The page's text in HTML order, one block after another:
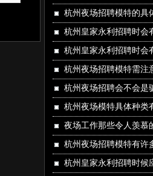
杭州夜场招聘模特的具
杭州皇家永利招聘时会
杭州皇家永利招聘时会
杭州夜场招聘模特需注
杭州夜场招聘会不会是
杭州夜场模特具体种类
夜场工作那些令人羡慕
杭州夜场招聘模特有许
杭州皇家永利招聘时候